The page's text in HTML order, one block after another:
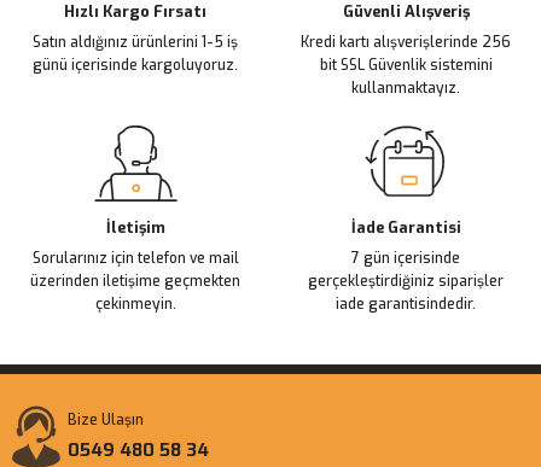
Ürün fiyatı diğer sitelerden daha pahalı.
Bu ürüne benzer farklı alternatifler olmalı.
Hızlı Kargo Fırsatı
Satın aldığınız ürünlerini 1-5 iş
günü içerisinde kargoluyoruz.
Güvenli Alışveriş
Kredi kartı alışverişlerinde 256
bit SSL Güvenlik sistemini
kullanmaktayız.
İletişim
Sorularınız için telefon ve mail
üzerinden iletişime geçmekten
çekinmeyin.
İade Garantisi
7 gün içerisinde
gerçekleştirdiğiniz siparişler
iade garantisindedir.
Bize Ulaşın
0549 480 58 34